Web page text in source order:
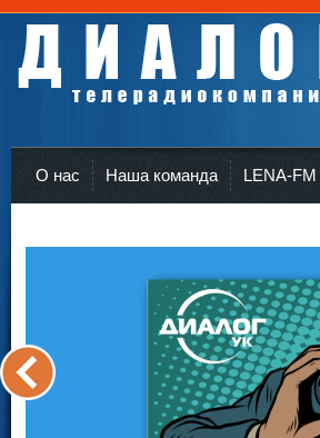
О нас Наша команда LENA-FM